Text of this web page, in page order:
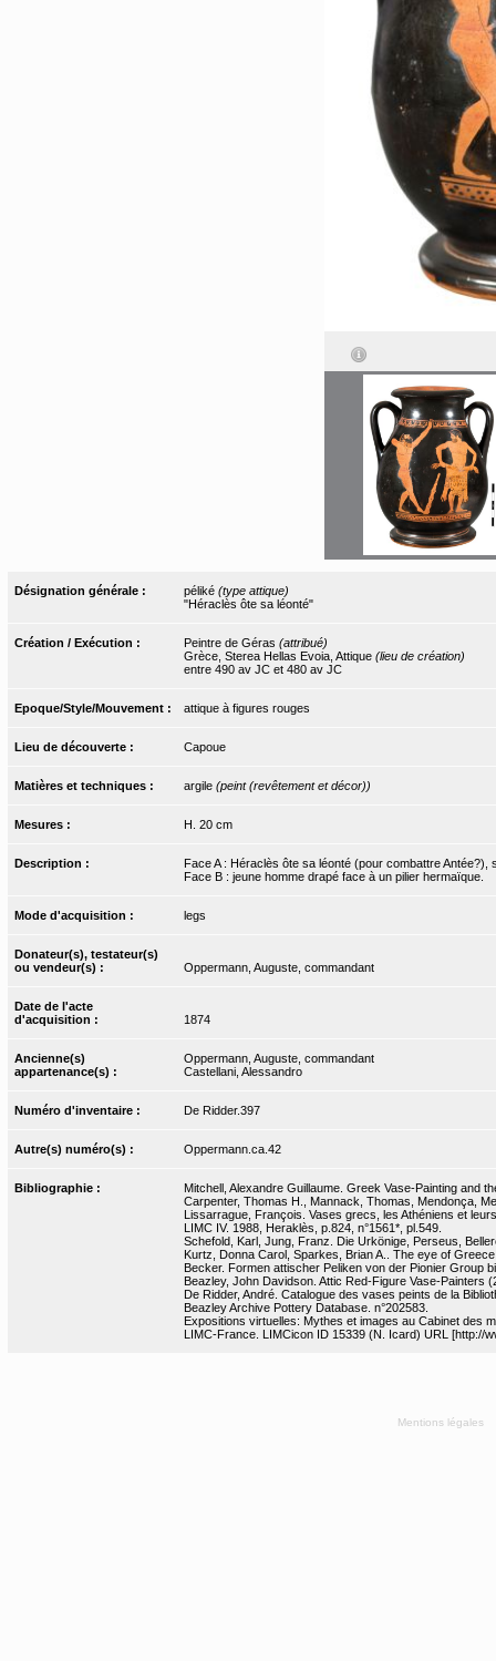
Désignation générale : péliké (type attique)
"Héraclès ôte sa léonté"
Création / Exécution : Peintre de Géras (attribué)
Grèce, Sterea Hellas Evoia, Attique (lieu de création)
entre 490 av JC et 480 av JC
Epoque/Style/Mouvement : attique à figures rouges
Lieu de découverte : Capoue
Matières et techniques : argile (peint (revêtement et décor))
Mesures : H. 20 cm
Description :
Face A : Héraclès ôte sa léonté (pour combattre Antée?),
Face B : jeune homme drapé face à un pilier hermaïque.
Mode d'acquisition : legs
Donateur(s), testateur(s)
ou vendeur(s) :
Oppermann, Auguste, commandant
Date de l'acte
d'acquisition :
1874
Ancienne(s)
appartenance(s) :
Oppermann, Auguste, commandant
Castellani, Alessandro
Numéro d'inventaire : De Ridder.397
Autre(s) numéro(s) : Oppermann.ca.42
Bibliographie :
Mitchell, Alexandre Guillaume. Greek Vase-Painting and
Carpenter, Thomas H., Mannack, Thomas, Mendonça,
Lissarrague, François. Vases grecs, les Athéniens et
LIMC IV. 1988, Heraklès, p.824, n°1561*, pl.549.
Schefold, Karl, Jung, Franz. Die Urkönige, Perseus,
Kurtz, Donna Carol, Sparkes, Brian A.. The eye of
Becker. Formen attischer Peliken von der Pionier Group
Beazley, John Davidson. Attic Red-Figure Vase-Painters
De Ridder, André. Catalogue des vases peints de la
Beazley Archive Pottery Database. n°202583.
Expositions virtuelles: Mythes et images au Cabinet des
LIMC-France. LIMCicon ID 15339 (N. Icard) URL [http://
Mentions légales